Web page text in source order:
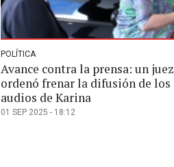
POLÍTICA
Avance contra la prensa: un juez
ordenó frenar la difusión de los
audios de Karina
01 SEP 2025 - 18:12